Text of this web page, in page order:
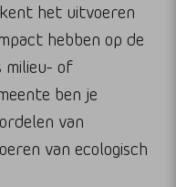
het uitvoeren
hebben op de
milieu- of
ben je
van
van ecologisch